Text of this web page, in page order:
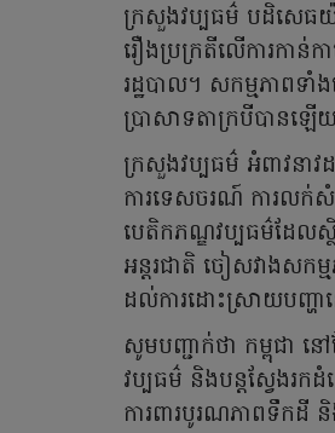
ក្រសួងវប្បធម៌ បដិសេធយ៉ា
រឿងប្រក្រតីលើការកា
រដ្ឋបាល។ សកម្មភាពទាំ
ប្រាសាទតាក្របីបានឡើ
ក្រសួងវប្បធម៌ អំពាវនាវ
ការទេសចរណ៍ ការលក់សំ
បេតិកភណ្ឌវប្បធម៌ដែលស្
អន្តរជាតិ ចៀសវាងសក
ដល់ការដោះស្រាយបញ្ហ
សូមបញ្ជាក់ថា កម្ពុជា នៅ
វប្បធម៌ និងបន្តស្វែងរក
ការពារបូរណភាពទឹកដី